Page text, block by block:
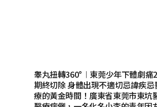
睾丸扭轉360°︱東莞少年下體劇痛
期終切除 身體出現不適切忌諱疾
療的黃金時間！廣東省東莞市東坑